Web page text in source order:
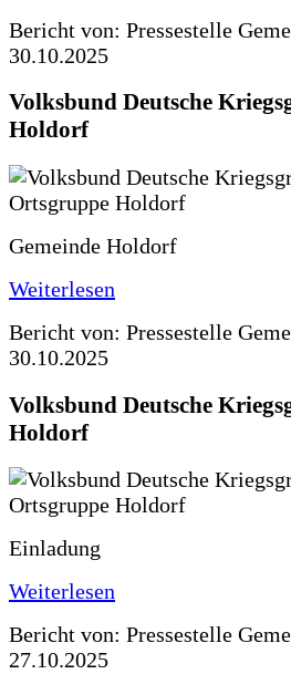
Bericht von: Pressestelle
30.10.2025
Volksbund Deutsche
Holdorf
Gemeinde Holdorf
Weiterlesen
Bericht von: Pressestelle
30.10.2025
Volksbund Deutsche
Holdorf
Einladung
Weiterlesen
Bericht von: Pressestelle
27.10.2025